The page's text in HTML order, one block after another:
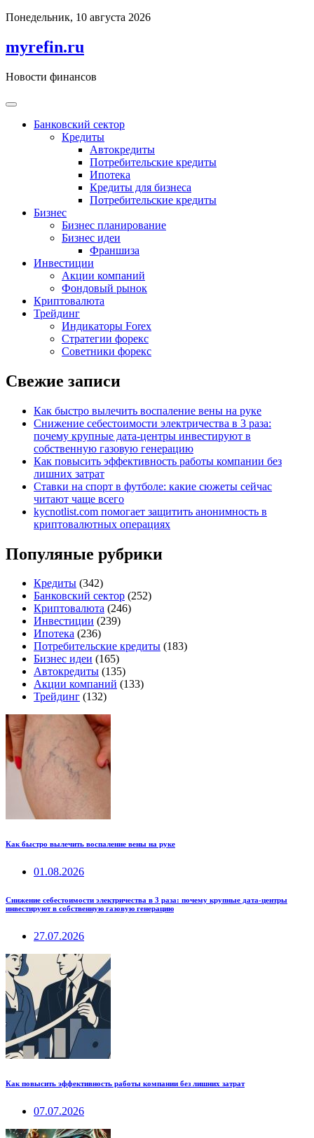
Перейти
содержимому
Понедельник, 10 августа 2026
myrefin.ru
Новости финансов
Банковский сектор
Кредиты
Автокредиты
Потребительские кредиты
Ипотека
Кредиты для бизнеса
Потребительские кредиты
Бизнес
Бизнес планирование
Бизнес идеи
Франшиза
Инвестиции
Акции компаний
Фондовый рынок
Криптовалюта
Трейдинг
Индикаторы Forex
Стратегии форекс
Советники форекс
Свежие записи
Как быстро вылечить воспаление вены на руке
Снижение себестоимости электричества в 3 раза:
почему крупные дата-центры инвестируют в
собственную газовую генерацию
Как повысить эффективность работы компании без
лишних затрат
Ставки на спорт в футболе: какие сюжеты сейчас
читают чаще всего
kycnotlist.com помогает защитить анонимность в
криптовалютных операциях
Популяные рубрики
Кредиты (342)
Банковский сектор (252)
Криптовалюта (246)
Инвестиции (239)
Ипотека (236)
Потребительские кредиты (183)
Бизнес идеи (165)
Автокредиты (135)
Акции компаний (133)
Трейдинг (132)
Как быстро вылечить воспаление вены на руке
01.08.2026
Снижение себестоимости электричества в 3 раза: почему крупные дата-центры
инвестируют в собственную газовую генерацию
27.07.2026
Как повысить эффективность работы компании без лишних затрат
07.07.2026